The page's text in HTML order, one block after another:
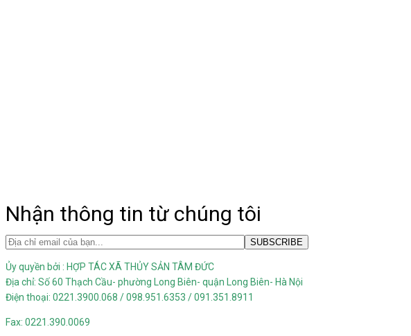
Nhận thông tin từ chúng tôi
Ủy quyền bởi : HỢP TÁC XÃ THỦY SẢN TÂM ĐỨC
Địa chỉ: Số 60 Thạch Cầu- phường Long Biên- quận Long Biên- Hà Nội
Điện thoại: 0221.3900.068 / 098.951.6353 / 091.351.8911
Fax: 0221.390.0069